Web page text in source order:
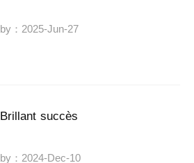
by：2025-Jun-27
Brillant succès
by：2024-Dec-10